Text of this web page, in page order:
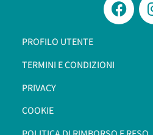
PROFILO UTENTE
TERMINI E CONDIZIONI
PRIVACY
COOKIE